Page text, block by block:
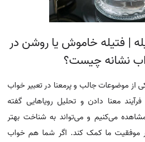
| فتيله خاموش یا روشن در
نشانه چیست؟
از موضوعات جالب و پرمعنا در تعبیر خواب
معنا دادن و تحلیل رویاهایی گفته
می‌کنیم و می‌تواند به شناخت بهتر
موفقیت ما کمک کند. اگر شما هم خواب